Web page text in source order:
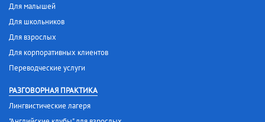
Для малышей
Для школьников
Для взрослых
Для корпоративных клиентов
Переводческие услуги
РАЗГОВОРНАЯ ПРАКТИКА
Лингвистические лагеря